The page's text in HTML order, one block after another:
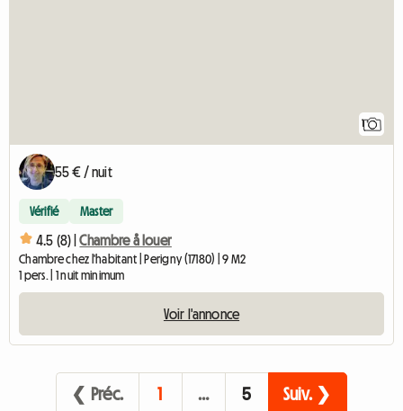
55 € / nuit
Vérifié Master
4.5 (8) | Chambre å louer
Chambre chez l'habitant | Perigny (17180) | 9 M2
1 pers. | 1 nuit minimum
Voir l'annonce
❮ Préc. 1 … 5 Suiv. ❯